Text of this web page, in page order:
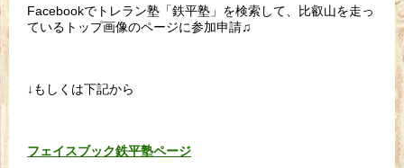
Facebookでトレラン塾「鉄平塾」を検索して、比叡山を走っ
ているトップ画像のページに参加申請♫
↓もしくは下記から
フェイスブック鉄平塾ページ